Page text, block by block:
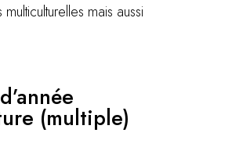
mais aussi
(multiple)